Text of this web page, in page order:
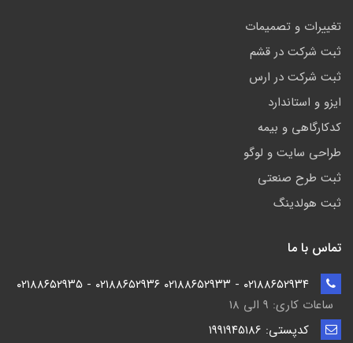
تغییرات و تصمیمات
ثبت شرکت در قشم
ثبت شرکت در ارس
ایزو و استاندارد
کدکارگاهی و بیمه
طراحی سایت و لوگو
ثبت طرح صنعتی
ثبت هولدینگ
تماس با ما
ساعات کاری: ۹ الی ۱۸
کدپستی: ۱۹۹۱۹۴5186